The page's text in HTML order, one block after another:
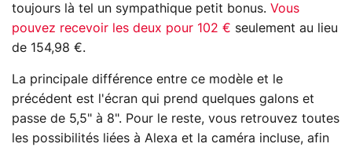
toujours là tel un sympathique petit bonus. Vous
pouvez recevoir les deux pour 102 € seulement au lieu
de 154,98 €.
La principale différence entre ce modèle et le
précédent est l'écran qui prend quelques galons et
passe de 5,5" à 8". Pour le reste, vous retrouvez toutes
les possibilités liées à Alexa et la caméra incluse, afin